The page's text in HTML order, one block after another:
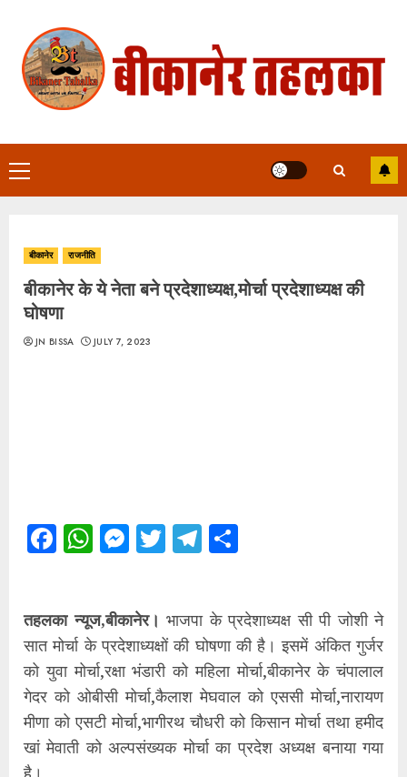
content
Primary
Menu
बीकानेर राजनीति
बीकानेर के ये नेता बने प्रदेशाध्यक्ष,मोर्चा प्रदेशाध्यक्ष की
घोषणा
JN BISSA JULY 7, 2023
Facebook
WhatsApp
Messenger
TwitterTelegram
तहलका न्यूज,बीकानेर। भाजपा के प्रदेशाध्यक्ष सी पी जोशी ने
सात मोर्चा के प्रदेशाध्यक्षों की घोषणा की है। इसमें अंकित गुर्जर
को युवा मोर्चा,रक्षा भंडारी को महिला मोर्चा,बीकानेर के चंपालाल
गेदर को ओबीसी मोर्चा,कैलाश मेघवाल को एससी मोर्चा,नारायण
मीणा को एसटी मोर्चा,भागीरथ चौधरी को किसान मोर्चा तथा हमीद
खां मेवाती को अल्पसंख्यक मोर्चा का प्रदेश अध्यक्ष बनाया गया
है।